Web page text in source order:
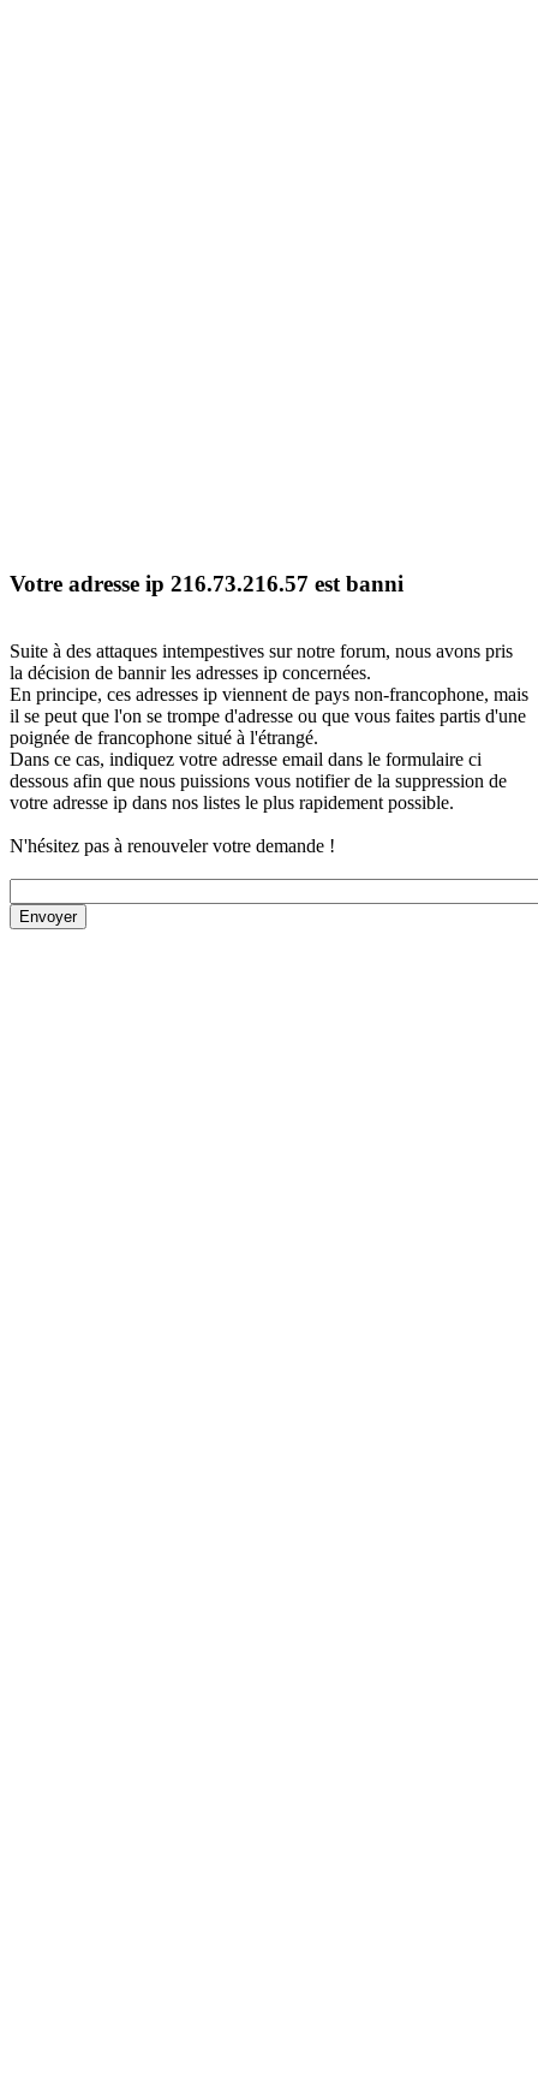
Votre adresse ip 216.73.216.57 est banni
Suite à des attaques intempestives sur notre forum, nous avons pris
la décision de bannir les adresses ip concernées.
En principe, ces adresses ip viennent de pays non-francophone, mais
il se peut que l'on se trompe d'adresse ou que vous faites partis d'une
poignée de francophone situé à l'étrangé.
Dans ce cas, indiquez votre adresse email dans le formulaire ci
dessous afin que nous puissions vous notifier de la suppression de
votre adresse ip dans nos listes le plus rapidement possible.
N'hésitez pas à renouveler votre demande !